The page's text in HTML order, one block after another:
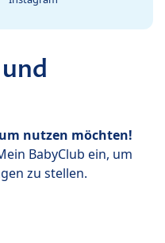
nutzen möchten!
BabyClub ein, um
zu stellen.